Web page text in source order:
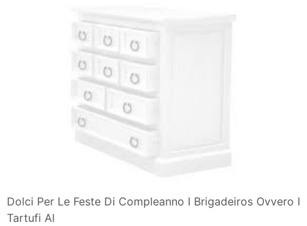
Dolci Per Le Feste Di Compleanno I Brigadeiros Ovvero I
Tartufi Al